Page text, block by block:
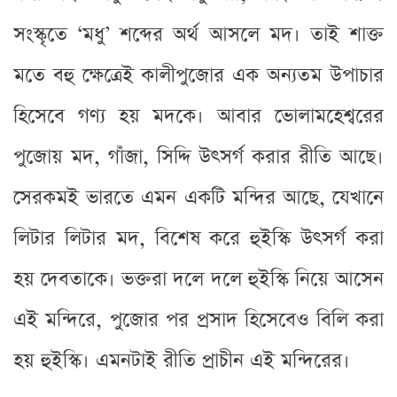
সংস্কৃতে ‘মধু’ শব্দের অর্থ আসলে মদ। তাই শাক্ত
মতে বহু ক্ষেত্রেই কালীপুজোর এক অন্যতম উপাচার
হিসেবে গণ্য হয় মদকে। আবার ভোলামহেশ্বরের
পুজোয় মদ, গাঁজা, সিদ্দি উৎসর্গ করার রীতি আছে।
সেরকমই ভারতে এমন একটি মন্দির আছে, যেখানে
লিটার লিটার মদ, বিশেষ করে হুইস্কি উৎসর্গ করা
হয় দেবতাকে। ভক্তরা দলে দলে হুইস্কি নিয়ে আসেন
এই মন্দিরে, পুজোর পর প্রসাদ হিসেবেও বিলি করা
হয় হুইস্কি। এমনটাই রীতি প্রাচীন এই মন্দিরের।